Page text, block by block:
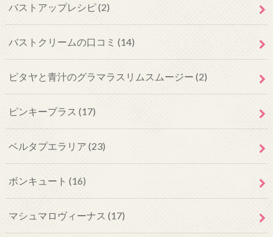
バストアップレシピ(2)
バストクリームの口コミ (14)
ピタヤと青汁のグラマラスリムスムージー (2)
ピンキープラス (17)
ベルタプエラリア (23)
ボンキュート (16)
マシュマロヴィーナス (17)